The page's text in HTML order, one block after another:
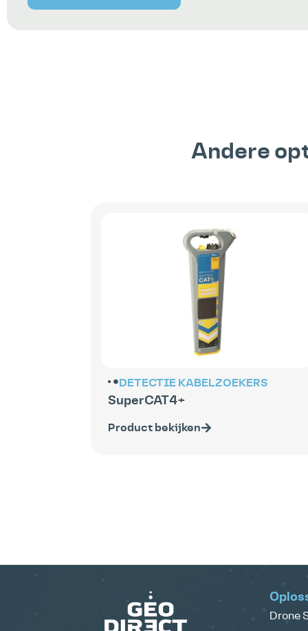
Andere
DETECTIE KABELZOEKERS
SuperCAT4+
Product bekijken
Drone